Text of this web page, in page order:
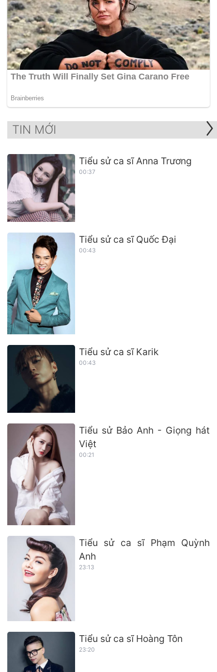
TIN MỚI
Tiểu sử ca sĩ Anna Trương
00:37
Tiểu sử ca sĩ Quốc Đại
00:43
Tiểu sử ca sĩ Karik
00:43
Tiểu sử Bảo Anh - Giọng hát
Việt
00:21
Tiểu sử ca sĩ Phạm Quỳnh
Anh
23:13
Tiểu sử ca sĩ Hoàng Tôn
23:20